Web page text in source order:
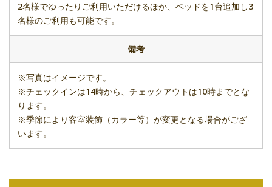
2名様でゆったりご利用いただけるほか、ベッドを1台追加し3
名様のご利用も可能です。
備考
※写真はイメージです。
※チェックインは14時から、チェックアウトは10時までとな
ります。
※季節により客室装飾（カラー等）が変更となる場合がござ
います。